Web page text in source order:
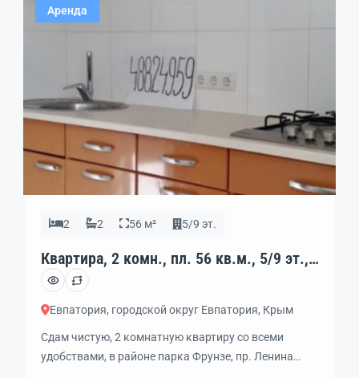
Интернет, парковка, до моря 8 мин ходьбы.
Аренда
2 2 56 м² 5/9 эт.
Квартира, 2 комн., пл. 56 кв.м., 5/9 эт.,
код: 397433
Евпатория, городской округ Евпатория, Крым
Сдам чистую, 2 комнатную квартиру со всеми
удобствами, в районе парка Фрунзе, пр. Ленина